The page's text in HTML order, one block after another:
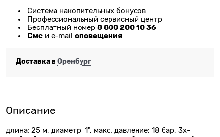
Система накопительных бонусов
Профессиональный сервисный центр
Бесплатный номер 8 800 200 10 36
Смс и e-mail оповещения
Доставка в Оренбург
Описание
длина: 25 м, диаметр: 1", макс. давление: 18 бар, 3х-